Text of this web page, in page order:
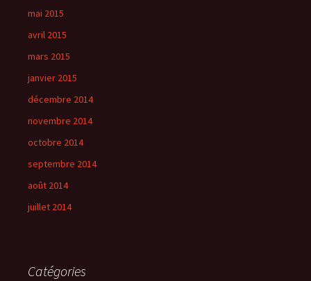
mai 2015
avril 2015
mars 2015
janvier 2015
décembre 2014
novembre 2014
octobre 2014
septembre 2014
août 2014
juillet 2014
Catégories